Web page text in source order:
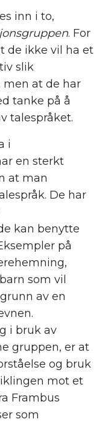
inn i to,
. For
de ikke vil ha et
slik
at de har
tanke på å
talespråket.
i
en sterkt
at man
De har
kan benytte
på
som vil
av en
i bruk av
gruppen, er at
og bruk
mot et
Frambus
som